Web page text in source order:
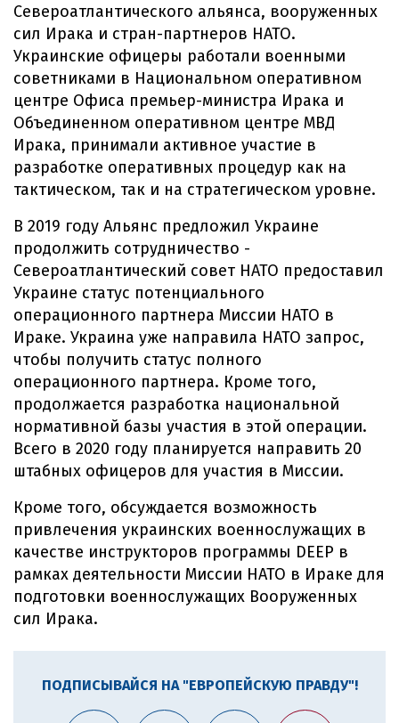
Североатлантического альянса, вооруженных
сил Ирака и стран-партнеров НАТО.
Украинские офицеры работали военными
советниками в Национальном оперативном
центре Офиса премьер-министра Ирака и
Объединенном оперативном центре МВД
Ирака, принимали активное участие в
разработке оперативных процедур как на
тактическом, так и на стратегическом уровне.
В 2019 году Альянс предложил Украине
продолжить сотрудничество -
Североатлантический совет НАТО предоставил
Украине статус потенциального
операционного партнера Миссии НАТО в
Ираке. Украина уже направила НАТО запрос,
чтобы получить статус полного
операционного партнера. Кроме того,
продолжается разработка национальной
нормативной базы участия в этой операции.
Всего в 2020 году планируется направить 20
штабных офицеров для участия в Миссии.
Кроме того, обсуждается возможность
привлечения украинских военнослужащих в
качестве инструкторов программы DEEP в
рамках деятельности Миссии НАТО в Ираке для
подготовки военнослужащих Вооруженных
сил Ирака.
ПОДПИСЫВАЙСЯ НА "ЕВРОПЕЙСКУЮ ПРАВДУ"!